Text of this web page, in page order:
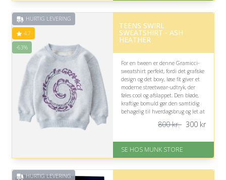
HURTIG LEVERING
4.7
-63%
TEENS SWIRL
SWEATSHIRT - ASH
HEATHER
For en tween er denne Gramicci-
sweatshirt perfekt, fordi det grafiske
design og det boxy, løse fit giver et
moderne streetwear-udtryk, der
føles cool og afslappet. Den bløde,
kraftige bomuld gør den samtidig
behagelig til hverdagsbrug og let at
Fremragende Trustpilot rating
Nedsat: 63% (Normalpris: 800
800 kr. 300kr
SE HOS MUNK STORE
HURTIG LEVERING